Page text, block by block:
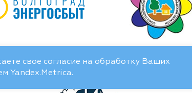
свое согласие на обработку Ваших
Yandex.Metrica.